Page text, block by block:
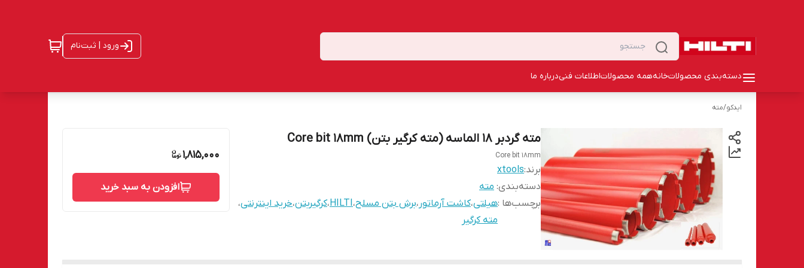
ورود | ثبت‌نام
دسته‌بندی محصولاتخانههمه محصولاتاطلاعات فنیدرباره ما
ایدکو/مته
مته گردبر 18 الماسه (مته کرگیر بتن) Core bit 18mm
Core bit 18mm
برند:xtools
دسته‌بندی: مته
برچسب‌ها :هیلتی،کاشت آرماتور ،برش بتن مسلح،HILTI،کرگیربتن،خرید اینترنتی،
مته کرگیر
1,815,000
افزودن به سبد خرید